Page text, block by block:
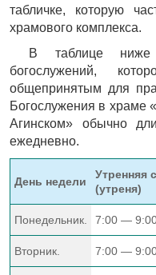
табличке, которую
храмового комплекса.
В таблице ниже
богослужений,
общепринятым для
Богослужения в храме
Агинском» обычно
ежедневно.
День недели
Утренняя
(утреня)
Понедельник. 7:00 —
Вторник. 7:00 —